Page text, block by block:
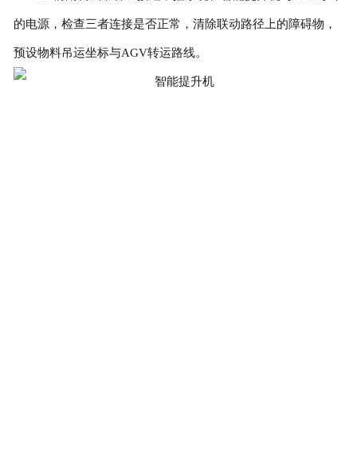
的电源，检查三者连接是否正常，清除联动路径上的障碍物，
预设物料吊运坐标与AGV转运路线。